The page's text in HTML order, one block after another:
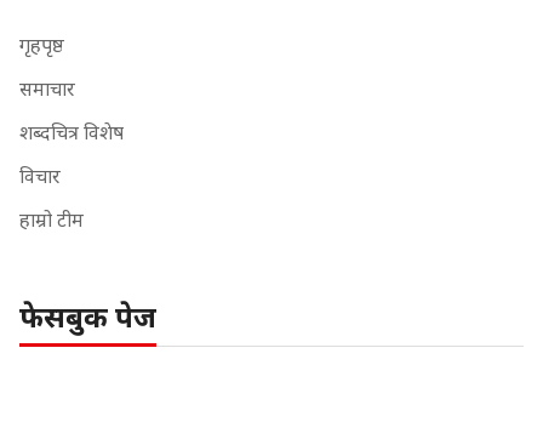
गृहपृष्ठ
समाचार
शब्दचित्र विशेष
विचार
हाम्रो टीम
फेसबुक पेज